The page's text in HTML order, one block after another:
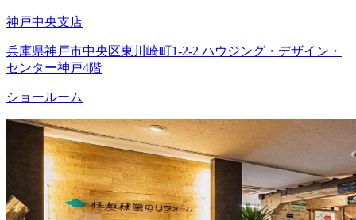
神戸中央支店
兵庫県神戸市中央区東川崎町1-2-2 ハウジング・デザイン・
センター神戸4階
ショールーム